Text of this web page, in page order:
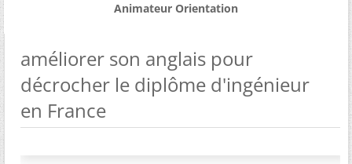
Animateur Orientation
améliorer son anglais pour
décrocher le diplôme d'ingénieur
en France